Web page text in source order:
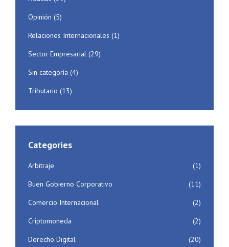
Opinión (5)
Relaciones Internacionales (1)
Sector Empresarial (29)
Sin categoría (4)
Tributario (13)
Categories
Arbitraje
(1)
Buen Gobierno Corporativo
(11)
Comercio Internacional
(2)
Criptomoneda
(2)
Derecho Digital
(20)